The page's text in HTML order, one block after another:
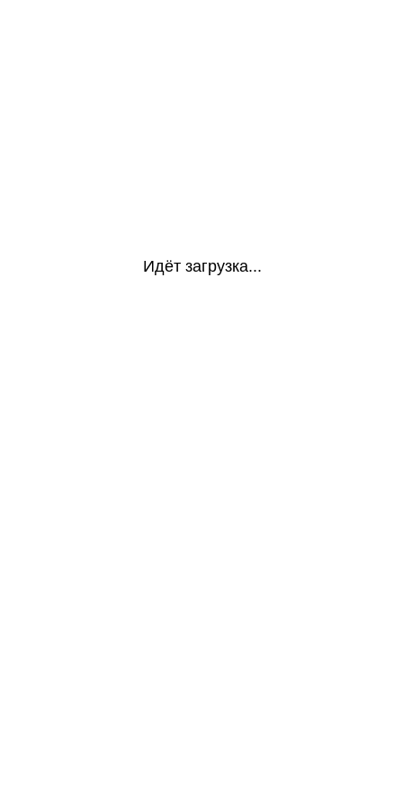
Идёт загрузка...